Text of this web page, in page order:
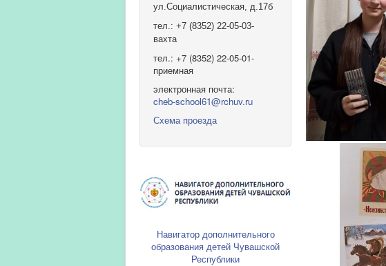
ул.Социалистическая, д.17б
тел.: +7 (8352) 22-05-03-
вахта
тел.: +7 (8352) 22-05-01-
приемная
электронная почта:
cheb-school61@rchuv.ru
Схема проезда
Навигатор дополнительного
образования детей Чувашской
Республики